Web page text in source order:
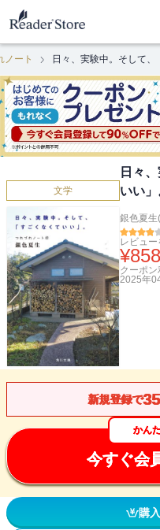
ノート 日々、実験中。そして
文学
日々
いい
銀色夏生
レビュー
¥858
クーポ
2025年
新規登録で
かん
今すぐ会
購